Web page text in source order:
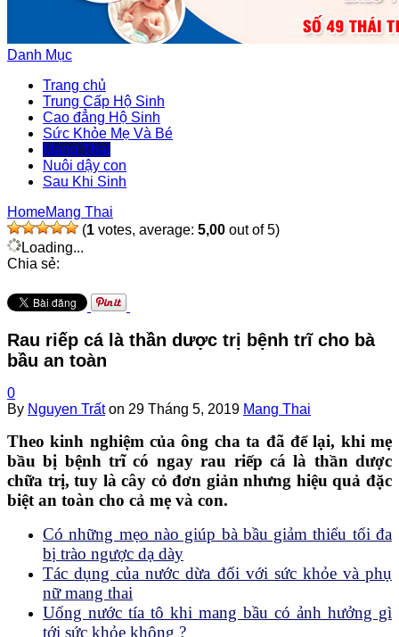
Danh Mục
Trang chủ
Trung Cấp Hộ Sinh
Cao đẳng Hộ Sinh
Sức Khỏe Mẹ Và Bé
Mang Thai
Nuôi dậy con
Sau Khi Sinh
HomeMang Thai
(1 votes, average: 5,00 out of 5)
Loading...
Chia sẻ:
Rau riếp cá là thần dược trị bệnh trĩ cho bà
bầu an toàn
0
By Nguyen Trất on 29 Tháng 5, 2019 Mang Thai
Theo kinh nghiệm của ông cha ta đã để lại, khi mẹ
bầu bị bệnh trĩ có ngay rau riếp cá là thần dược
chữa trị, tuy là cây cỏ đơn giản nhưng hiệu quả đặc
biệt an toàn cho cả mẹ và con.
Có những mẹo nào giúp bà bầu giảm thiểu tối đa
bị trào ngược dạ dày
Tác dụng của nước dừa đối với sức khỏe và phụ
nữ mang thai
Uống nước tía tô khi mang bầu có ảnh hưởng gì
tới sức khỏe không ?